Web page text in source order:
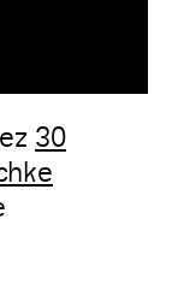
30